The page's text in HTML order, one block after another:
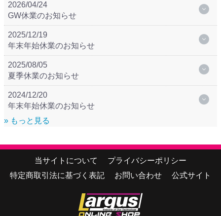
2026/04/24
GW休業のお知らせ
2025/12/19
年末年始休業のお知らせ
2025/08/05
夏季休業のお知らせ
2024/12/20
年末年始休業のお知らせ
» もっと見る
当サイトについて
プライバシーポリシー
特定商取引法に基づく表記
お問い合わせ 公式サイト